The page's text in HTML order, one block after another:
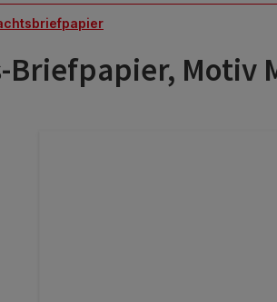
Briefpapier, Motiv